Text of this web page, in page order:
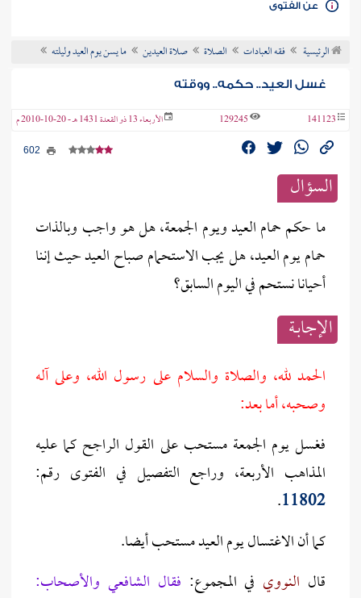
مختارات الفتاوى
الفتوى
الرئيسية فقه العبادات الصلاة صلاة العيدين ما يسن يوم العيد وليلته
غسل العيد.. حكمه.. ووقته
141123
129245 الأربعاء 13 ذو القعدة 1431 هـ - 20-10-2010 م
السؤال
ما حكم حمام العيد ويوم الجمعة، هل هو واجب وبالذات
حمام يوم العيد، هل يجب الاستحمام صباح العيد حيث إننا
أحيانا نستحم في اليوم السابق؟
الإجابــة
الحمد لله، والصلاة والسلام على رسول الله، وعلى آله
وصحبه، أما بعد:
فغسل يوم الجمعة مستحب على القول الراجح كما عليه
المذاهب الأربعة، وراجع التفصيل في الفتوى رقم:
11802
.
كما أن الاغتسال يوم العيد مستحب أيضا.
قال النووي في المجموع: فقال الشافعي والأصحاب: